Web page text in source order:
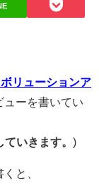
ボリューションア
ューを書いてい
ていきます。 )
と、